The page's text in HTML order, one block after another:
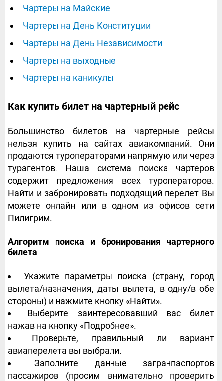
Чартеры на Майские
Чартеры на День Конституции
Чартеры на День Независимости
Чартеры на выходные
Чартеры на каникулы
Как купить билет на чартерный рейс
Большинство билетов на чартерные рейсы
нельзя купить на сайтах авиакомпаний. Они
продаются туроператорами напрямую или через
турагентов. Наша система поиска чартеров
содержит предложения всех туроператоров.
Найти и забронировать подходящий перелет Вы
можете онлайн или в одном из офисов сети
Пилигрим.
Алгоритм поиска и бронирования чартерного
билета
Укажите параметры поиска (страну, город
вылета/назначения, даты вылета, в одну/в обе
стороны) и нажмите кнопку «Найти».
Выберите заинтересовавший вас билет
нажав на кнопку «Подробнее».
Проверьте, правильный ли вариант
авиаперелета вы выбрали.
Заполните данные загранпаспортов
пассажиров (просим внимательно проверить